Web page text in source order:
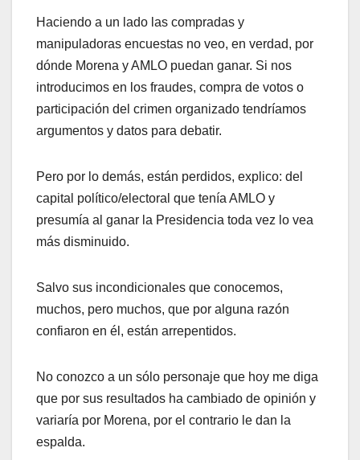
Haciendo a un lado las compradas y
manipuladoras encuestas no veo, en verdad, por
dónde Morena y AMLO puedan ganar. Si nos
introducimos en los fraudes, compra de votos o
participación del crimen organizado tendríamos
argumentos y datos para debatir.
Pero por lo demás, están perdidos, explico: del
capital político/electoral que tenía AMLO y
presumía al ganar la Presidencia toda vez lo vea
más disminuido.
Salvo sus incondicionales que conocemos,
muchos, pero muchos, que por alguna razón
confiaron en él, están arrepentidos.
No conozco a un sólo personaje que hoy me diga
que por sus resultados ha cambiado de opinión y
variaría por Morena, por el contrario le dan la
espalda.